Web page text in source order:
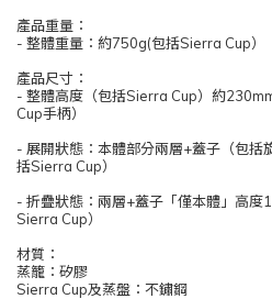
產品重量：
- 整體重量：約750g(包括Sierra Cup）
產品尺寸：
- 整體高度（包括Sierra Cup）約
Cup手柄）
- 展開狀態：本體部分兩層+蓋子（包
括Sierra Cup）
- 折疊狀態：兩層+蓋子「僅本體」高
Sierra Cup）
材質：
蒸籠：矽膠
Sierra Cup及蒸盤：不鏽鋼